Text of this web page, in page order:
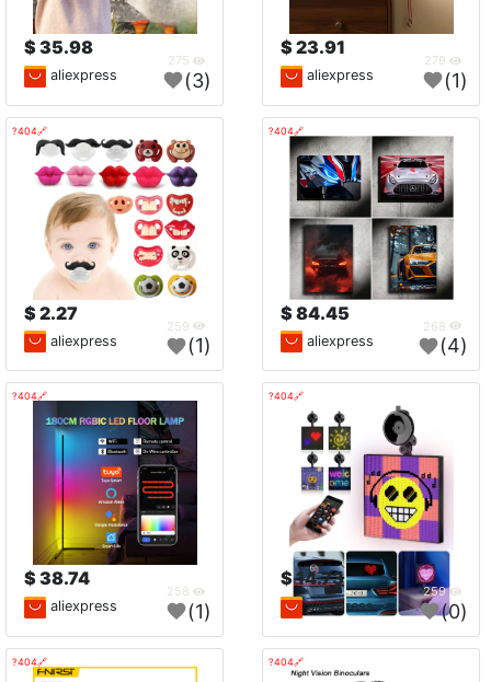
23.91 $
aliexpress (1)
35.98 $
aliexpress (3)
🔗404?
84.45 $
aliexpress (4)
🔗404?
2.27 $
aliexpress (1)
🔗404?
14.73 $
259
aliexpress (0)
🔗404?
38.74 $
aliexpress (1)
🔗404?
🔗404?